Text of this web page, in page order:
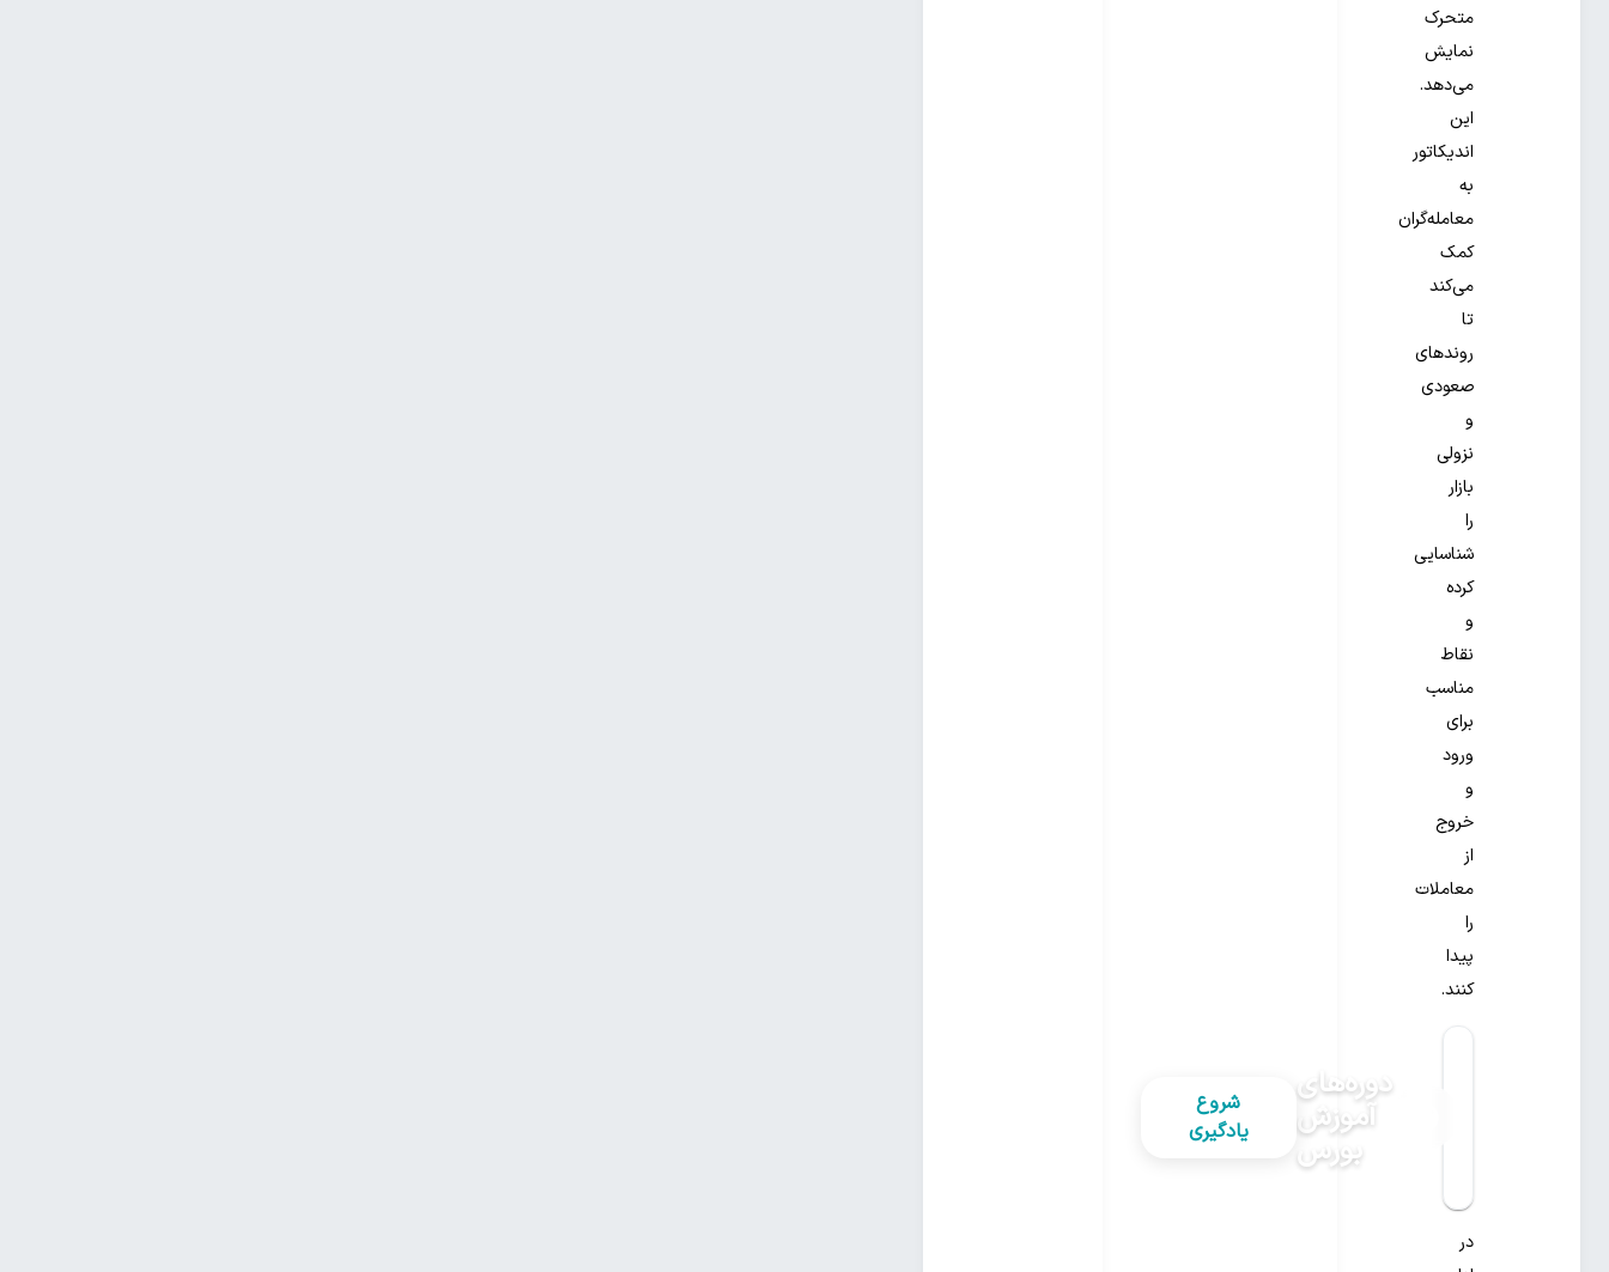
متحرک
نمایش
می‌دهد.
این
اندیکاتور
به
معامله‌گران
کمک
می‌کند
تا
روندهای
صعودی
و
نزولی
بازار
را
شناسایی
کرده
و
نقاط
مناسب
برای
ورود
و
خروج
از
معاملات
را
پیدا
کنند.
دوره‌های
آموزش
بورس
شروع
یادگیری
در